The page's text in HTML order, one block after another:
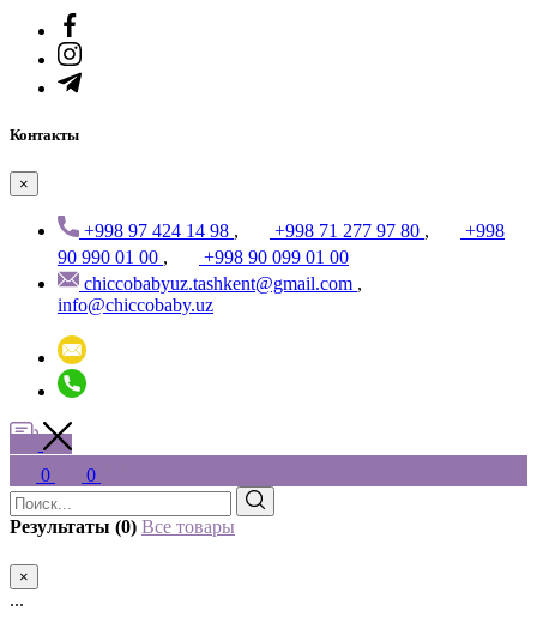
Контакты
×
+998 97 424 14 98 , +998 71 277 97 80 ,
+998
90 990 01 00 ,
+998 90 099 01 00
chiccobabyuz.tashkent@gmail.com ,
info@chiccobaby.uz
0 0
Результаты (0) Все товары
×
...